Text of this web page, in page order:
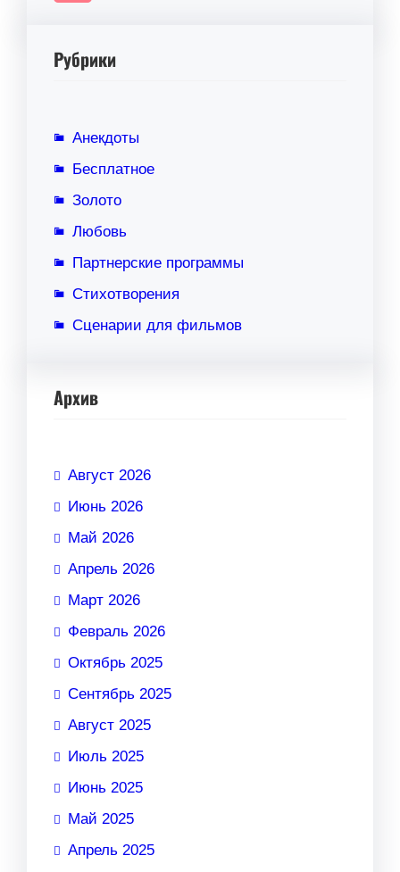
Рубрики
Анекдоты
Бесплатное
Золото
Любовь
Партнерские программы
Стихотворения
Сценарии для фильмов
Архив
Август 2026
Июнь 2026
Май 2026
Апрель 2026
Март 2026
Февраль 2026
Октябрь 2025
Сентябрь 2025
Август 2025
Июль 2025
Июнь 2025
Май 2025
Апрель 2025